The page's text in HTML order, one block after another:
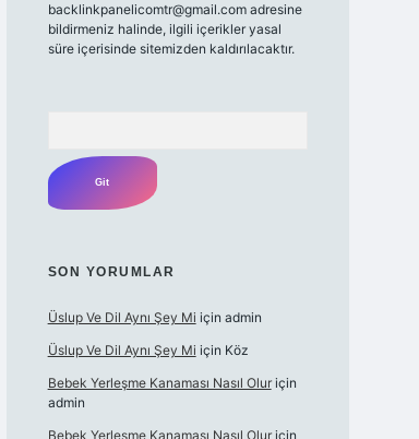
backlinkpanelicomtr@gmail.comadresine
bildirmeniz halinde, ilgili içerikler yasal
süre içerisinde sitemizden kaldırılacaktır.
SON YORUMLAR
Üslup Ve Dil Aynı Şey Mi için admin
Üslup Ve Dil Aynı Şey Mi için Köz
Bebek Yerleşme Kanaması Nasıl Oluriçin
admin
Bebek Yerleşme Kanaması Nasıl Oluriçin